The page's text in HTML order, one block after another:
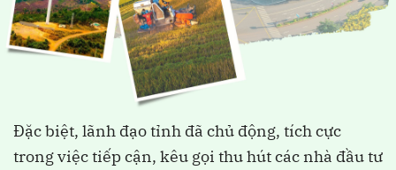
Đặc biệt, lãnh đạo tỉnh đã chủ động, tích cực
trong việc tiếp cận, kêu gọi thu hút các nhà đầu tư